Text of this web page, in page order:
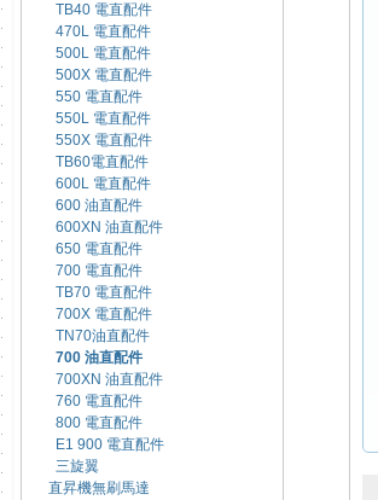
TB40 電直配件
470L 電直配件
500L 電直配件
500X 電直配件
550 電直配件
550L 電直配件
550X 電直配件
TB60電直配件
600L 電直配件
600 油直配件
600XN 油直配件
650 電直配件
700 電直配件
TB70 電直配件
700X 電直配件
TN70油直配件
700 油直配件
700XN 油直配件
760 電直配件
800 電直配件
E1 900 電直配件
三旋翼
直昇機無刷馬達